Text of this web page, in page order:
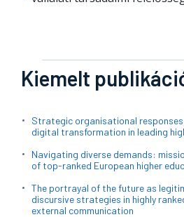
Kiemelt
Strategic organisational
digital transformation in leading
Navigating diverse demands:
of top-ranked European higher
The portrayal of the future as
discursive strategies in highly
external communication